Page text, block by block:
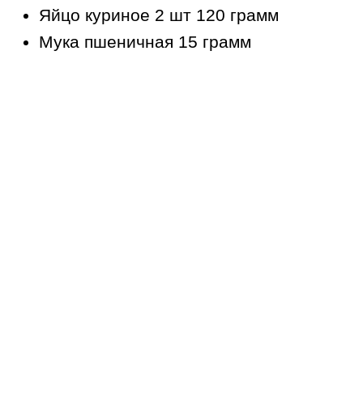
Яйцо куриное 2 шт 120 грамм
Мука пшеничная 15 грамм